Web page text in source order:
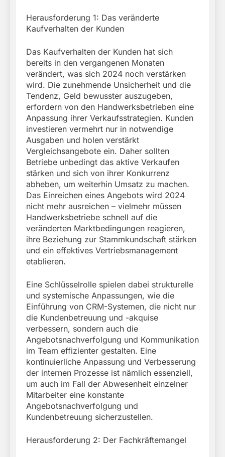
Herausforderung 1: Das veränderte
Kaufverhalten der Kunden
Das Kaufverhalten der Kunden hat sich
bereits in den vergangenen Monaten
verändert, was sich 2024 noch verstärken
wird. Die zunehmende Unsicherheit und die
Tendenz, Geld bewusster auszugeben,
erfordern von den Handwerksbetrieben eine
Anpassung ihrer Verkaufsstrategien. Kunden
investieren vermehrt nur in notwendige
Ausgaben und holen verstärkt
Vergleichsangebote ein. Daher sollten
Betriebe unbedingt das aktive Verkaufen
stärken und sich von ihrer Konkurrenz
abheben, um weiterhin Umsatz zu machen.
Das Einreichen eines Angebots wird 2024
nicht mehr ausreichen – vielmehr müssen
Handwerksbetriebe schnell auf die
veränderten Marktbedingungen reagieren,
ihre Beziehung zur Stammkundschaft stärken
und ein effektives Vertriebsmanagement
etablieren.
Eine Schlüsselrolle spielen dabei strukturelle
und systemische Anpassungen, wie die
Einführung von CRM-Systemen, die nicht nur
die Kundenbetreuung und -akquise
verbessern, sondern auch die
Angebotsnachverfolgung und Kommunikation
im Team effizienter gestalten. Eine
kontinuierliche Anpassung und Verbesserung
der internen Prozesse ist nämlich essenziell,
um auch im Fall der Abwesenheit einzelner
Mitarbeiter eine konstante
Angebotsnachverfolgung und
Kundenbetreuung sicherzustellen.
Herausforderung 2: Der Fachkräftemangel